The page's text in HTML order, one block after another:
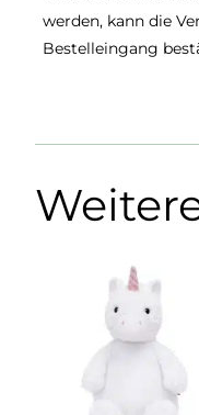
werden, kann die
Bestelleingang